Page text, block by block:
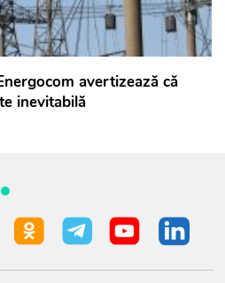
avertizează că
inevitabilă